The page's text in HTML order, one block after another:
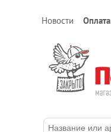
Новости Оплата